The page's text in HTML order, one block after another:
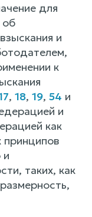
для
об
и
к
, 18, 19, 54 и
и
как
и
таких, как